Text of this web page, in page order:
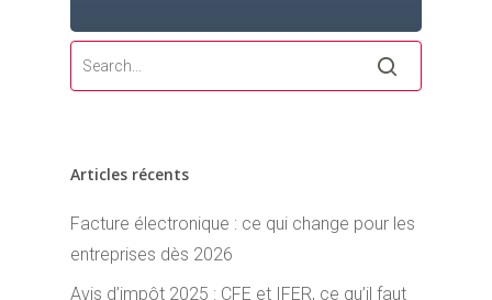
Articles récents
Facture électronique : ce qui change pour les
entreprises dès 2026
Avis d’impôt 2025 : CFE et IFER, ce qu’il faut